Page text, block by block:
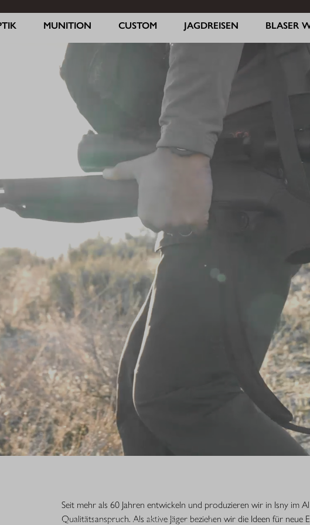
MUNITION CUSTOM JAGDREISEN BLASER
Evolutionsstufe einer Legende. Die R8 Professional 2.0 ist
Seit mehr als 60 Jahren entwickeln und produzieren wir in Isny im
Qualitätsanspruch. Als aktive Jäger beziehen wir die Ideen für